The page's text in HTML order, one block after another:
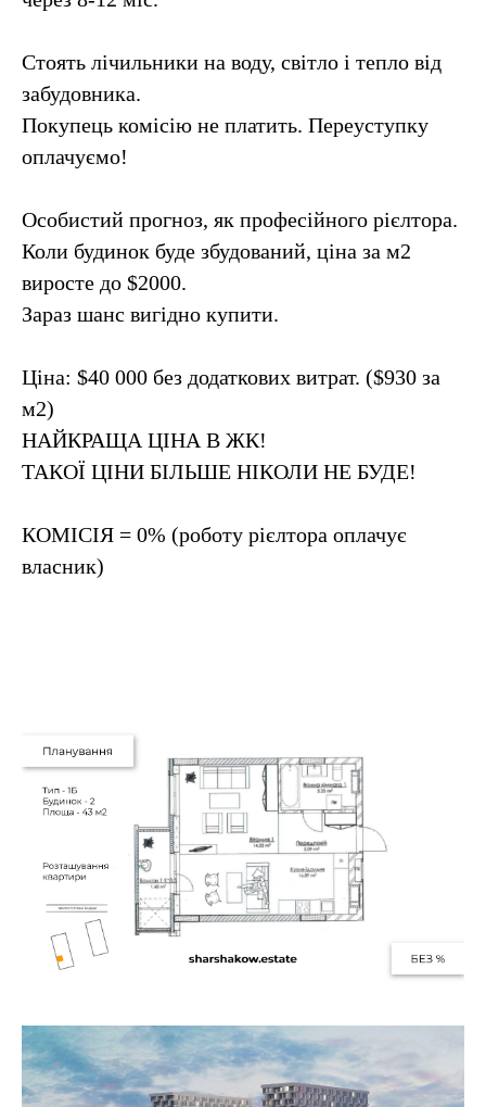
Стоять лічильники на воду, світло і тепло від
забудовника.
Покупець комісію не платить. Переуступку
оплачуємо!
Особистий прогноз, як професійного рієлтора.
Коли будинок буде збудований, ціна за м2
виросте до $2000.
Зараз шанс вигідно купити.
Ціна: $40 000 без додаткових витрат. ($930 за
м2)
НАЙКРАЩА ЦІНА В ЖК!
ТАКОЇ ЦІНИ БІЛЬШЕ НІКОЛИ НЕ БУДЕ!
КОМІСІЯ = 0% (роботу рієлтора оплачує
власник)